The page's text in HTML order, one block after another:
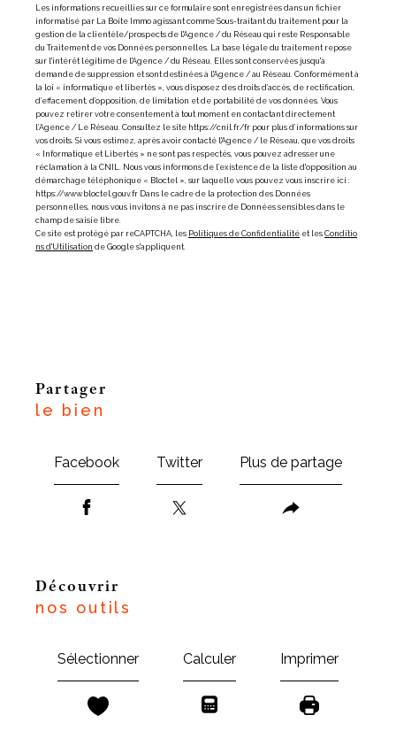
Les informations recueillies sur ce formulaire sont enregistrées dans un fichier
informatisé par La Boite Immo agissant comme Sous-traitant du traitement pour la
gestion de la clientèle/prospects de l'Agence / du Réseau qui reste Responsable
du Traitement de vos Données personnelles. La base légale du traitement repose
sur l'intérêt légitime de l'Agence / du Réseau. Elles sont conservées jusqu'à
demande de suppression et sont destinées à l'Agence / au Réseau. Conformément à
la loi « informatique et libertés », vous disposez des droits d’accès, de rectification,
d’effacement, d’opposition, de limitation et de portabilité de vos données. Vous
pouvez retirer votre consentement à tout moment en contactant directement
l’Agence / Le Réseau. Consultez le site https://cnil.fr/fr pour plus d’informations sur
vos droits. Si vous estimez, après avoir contacté l'Agence / le Réseau, que vos droits
« Informatique et Libertés » ne sont pas respectés, vous pouvez adresser une
réclamation à la CNIL. Nous vous informons de l’existence de la liste d'opposition au
démarchage téléphonique « Bloctel », sur laquelle vous pouvez vous inscrire ici :
https://www.bloctel.gouv.fr Dans le cadre de la protection des Données
personnelles, nous vous invitons à ne pas inscrire de Données sensibles dans le
champ de saisie libre.
Ce site est protégé par reCAPTCHA, les Politiques de Confidentialité et les Conditio
ns d'Utilisation de Google s'appliquent.
partager
le bien
Facebook Twitter Plus de partage
découvrir
nos outils
Sélectionner Calculer Imprimer